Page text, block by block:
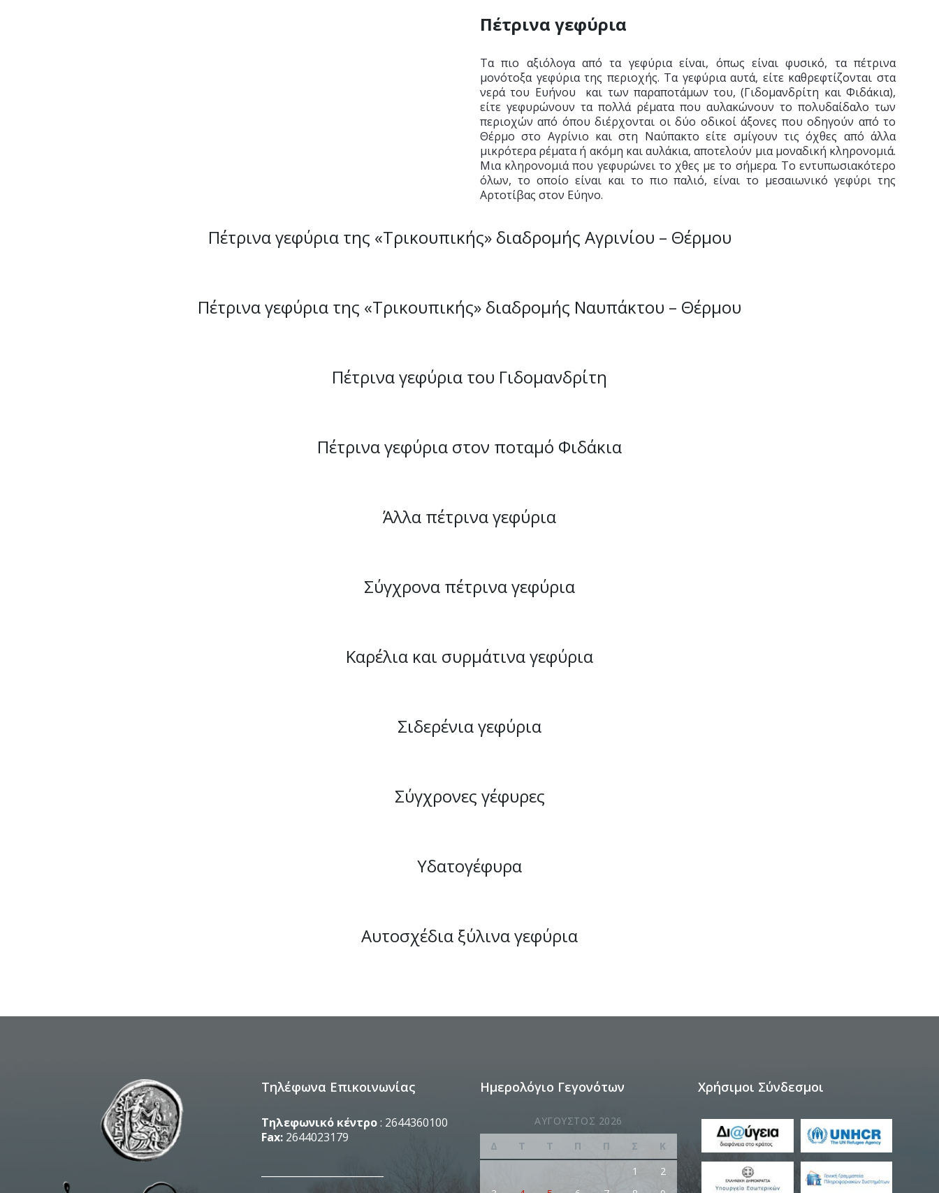
Πέτρινα γεφύρια
Τα πιο αξιόλογα από τα γεφύρια είναι, όπως είναι φυσικό, τα πέτρινα
μονότοξα γεφύρια της περιοχής. Τα γεφύρια αυτά, είτε καθρεφτίζονται στα
νερά του Ευήνου και των παραποτάμων του, (Γιδομανδρίτη και Φιδάκια),
είτε γεφυρώνουν τα πολλά ρέματα που αυλακώνουν το πολυδαίδαλο των
περιοχών από όπου διέρχονται οι δύο οδικοί άξονες που οδηγούν από το
Θέρμο στο Αγρίνιο και στη Ναύπακτο είτε σμίγουν τις όχθες από άλλα
μικρότερα ρέματα ή ακόμη και αυλάκια, αποτελούν μια μοναδική κληρονομιά.
Μια κληρονομιά που γεφυρώνει το χθες με το σήμερα. Το εντυπωσιακότερο
όλων, το οποίο είναι και το πιο παλιό, είναι το μεσαιωνικό γεφύρι της
Αρτοτίβας στον Εύηνο.
Πέτρινα γεφύρια της «Τρικουπικής» διαδρομής Αγρινίου – Θέρμου
Πέτρινα γεφύρια της «Τρικουπικής» διαδρομής Ναυπάκτου – Θέρμου
Πέτρινα γεφύρια του Γιδομανδρίτη
Πέτρινα γεφύρια στον ποταμό Φιδάκια
Άλλα πέτρινα γεφύρια
Σύγχρονα πέτρινα γεφύρια
Καρέλια και συρμάτινα γεφύρια
Σιδερένια γεφύρια
Σύγχρονες γέφυρες
Υδατογέφυρα
Αυτοσχέδια ξύλινα γεφύρια
Τηλέφωνα Επικοινωνίας
Τηλεφωνικό κέντρο: 2644360100
Fax: 2644023179
Ημερολόγιο Γεγονότων
ΑΎΓΟΥΣΤΟΣ 2026
Δ
Τ Τ Π Π Σ
Κ
1
2
Χρήσιμοι Σύνδεσμοι